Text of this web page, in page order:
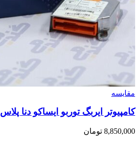
مقایسه
کامپیوتر ایربگ توربو ایساکو دنا پلاس
8,850,000 تومان